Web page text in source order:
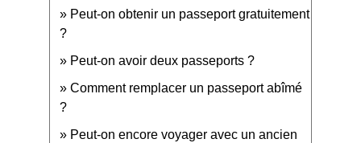
Peut-on obtenir un passeport gratuitement
?
Peut-on avoir deux passeports ?
Comment remplacer un passeport abîmé
?
Peut-on encore voyager avec un ancien